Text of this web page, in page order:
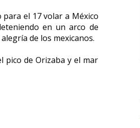
el 17 volar a México
en un arco de
de los mexicanos.
pico de Orizaba y el mar